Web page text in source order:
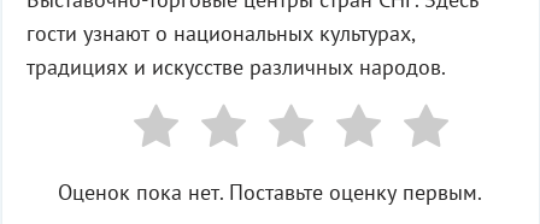
гости узнают о национальных культурах,
традициях и искусстве различных народов.
Оценок пока нет. Поставьте оценку первым.